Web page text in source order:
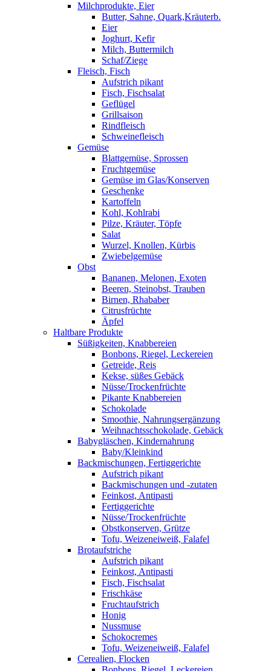
Milchprodukte, Eier
Butter, Sahne, Quark,Kräuterb.
Eier
Joghurt, Kefir
Milch, Buttermilch
Schaf/Ziege
Fleisch, Fisch
Aufstrich pikant
Fisch, Fischsalat
Geflügel
Grillsaison
Rindfleisch
Schweinefleisch
Gemüse
Blattgemüse, Sprossen
Fruchtgemüse
Gemüse im Glas/Konserven
Geschenke
Kartoffeln
Kohl, Kohlrabi
Pilze, Kräuter, Töpfe
Salat
Wurzel, Knollen, Kürbis
Zwiebelgemüse
Obst
Bananen, Melonen, Exoten
Beeren, Steinobst, Trauben
Birnen, Rhababer
Citrusfrüchte
Äpfel
Haltbare Produkte
Süßigkeiten, Knabbereien
Bonbons, Riegel, Leckereien
Getreide, Reis
Kekse, süßes Gebäck
Nüsse/Trockenfrüchte
Pikante Knabbereien
Schokolade
Smoothie, Nahrungsergänzung
Weihnachtsschokolade, Gebäck
Babygläschen, Kindernahrung
Baby/Kleinkind
Backmischungen, Fertiggerichte
Aufstrich pikant
Backmischungen und -zutaten
Feinkost, Antipasti
Fertiggerichte
Nüsse/Trockenfrüchte
Obstkonserven, Grütze
Tofu, Weizeneiweiß, Falafel
Brotaufstriche
Aufstrich pikant
Feinkost, Antipasti
Fisch, Fischsalat
Frischkäse
Fruchtaufstrich
Honig
Nussmuse
Schokocremes
Tofu, Weizeneiweiß, Falafel
Cerealien, Flocken